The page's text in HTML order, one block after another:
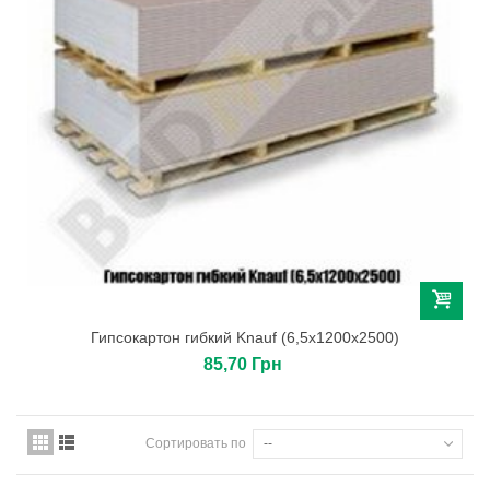
Гипсокартон гибкий Knauf (6,5х1200х2500)
85,70 Грн
Сортировать по --